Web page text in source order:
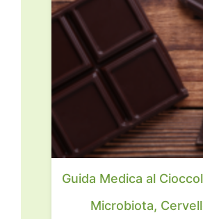
Guida Medica al
Microbiota,